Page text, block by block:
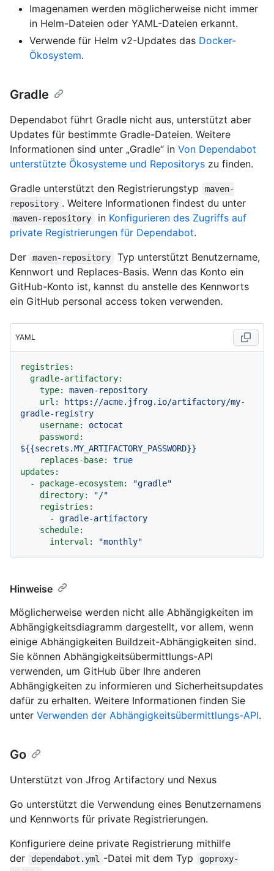
Imagenamen werden möglicherweise nicht immer
in Helm-Dateien oder YAML-Dateien erkannt.
Verwende für Helm v2-Updates das Docker-
Ökosystem.
Gradle
Dependabot führt Gradle nicht aus, unterstützt aber
Updates für bestimmte Gradle-Dateien. Weitere
Informationen sind unter „Gradle“ in Von Dependabot
unterstützte Ökosysteme und Repositorys zu finden.
Gradle unterstützt den Registrierungstyp
maven-
repository . Weitere Informationen findest du unter
maven-repository in Konfigurieren des Zugriffs auf
private Registrierungen für Dependabot.
Der
maven-repository
Typ unterstützt Benutzername,
Kennwort und Replaces-Basis. Wenn das Konto ein
GitHub-Konto ist, kannst du anstelle des Kennworts
ein GitHub personal access token verwenden.
YAML
registries:
gradle-artifactory:
type:
maven-repository
url:
https://acme.jfrog.io/artifactory/my-
gradle-registry
username:
octocat
password:
${{secrets.MY_ARTIFACTORY_PASSWORD}}
replaces-base:
true
updates:
-
package-ecosystem:
"gradle"
directory:
"/"
registries:
-
gradle-artifactory
schedule:
interval:
"monthly"
Hinweise
Möglicherweise werden nicht alle Abhängigkeiten im
Abhängigkeitsdiagramm dargestellt, vor allem, wenn
einige Abhängigkeiten Buildzeit-Abhängigkeiten sind.
Sie können Abhängigkeitsübermittlungs-API
verwenden, um GitHub über Ihre anderen
Abhängigkeiten zu informieren und Sicherheitsupdates
dafür zu erhalten. Weitere Informationen finden Sie
unter Verwenden der Abhängigkeitsübermittlungs-API.
Go
Unterstützt von Jfrog Artifactory und Nexus
Go unterstützt die Verwendung eines Benutzernamens
und Kennworts für private Registrierungen.
Konfiguriere deine private Registrierung mithilfe
der
dependabot.yml -Datei mit dem Typ
goproxy-